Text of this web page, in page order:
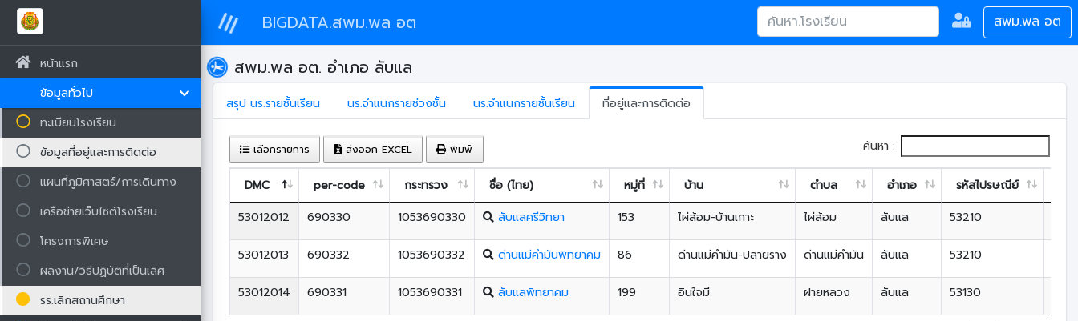
BIGDATA.สพม.พล อต สพม.พล อต
หน้าแรก
ข้อมูลทั่วไป
ทะเบียนโรงเรียน
ข้อมูลที่อยู่และการติดต่อ
แผนที่ภูมิศาสตร์/การเดินทาง
เครือข่ายเว็บไซต์โรงเรียน
โครงการพิเศษ
ผลงาน/วิธีปฏิบัติที่เป็นเลิศ
รร.เลิกสถานศึกษา
สพม.พล อต. อำเภอ ลับแล
สรุป นร.รายชั้นเรียน นร.จำแนกรายช่วงชั้น นร.จำแนกรายชั้นเรียน ที่อยู่และการติดต่อ
เลือกรายการ ส่งออก EXCEL พิมพ์ ค้นหา :
DMC per-code กระทรวง ชื่อ (ไทย) หมู่ที่ บ้าน ตำบล อำเภอ รหัสไปรษณีย์
53012012
690330 1053690330 ลับแลศรีวิทยา 153 ไผ่ล้อม-บ้านเกาะ ไผ่ล้อม ลับแล 53210
53012013 690332 1053690332 ด่านแม่คำมันพิทยาคม 86 ด่านแม่คำมัน-ปลายราง ด่านแม่คำมัน ลับแล 53210
53012014 690331 1053690331 ลับแลพิทยาคม 199 อินใจมี ฝายหลวง ลับแล 53130